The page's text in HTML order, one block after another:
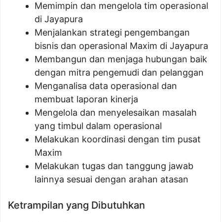
Memimpin dan mengelola tim operasional
di Jayapura
Menjalankan strategi pengembangan
bisnis dan operasional Maxim di Jayapura
Membangun dan menjaga hubungan baik
dengan mitra pengemudi dan pelanggan
Menganalisa data operasional dan
membuat laporan kinerja
Mengelola dan menyelesaikan masalah
yang timbul dalam operasional
Melakukan koordinasi dengan tim pusat
Maxim
Melakukan tugas dan tanggung jawab
lainnya sesuai dengan arahan atasan
Ketrampilan yang Dibutuhkan